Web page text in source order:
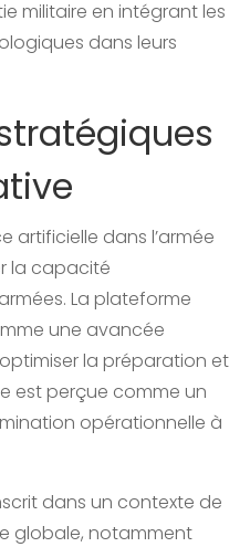
militaire en intégrant les
dans leurs
artificielle dans l’armée
la capacité
La plateforme
une avancée
la préparation et
est perçue comme un
opérationnelle à
dans un contexte de
globale, notamment